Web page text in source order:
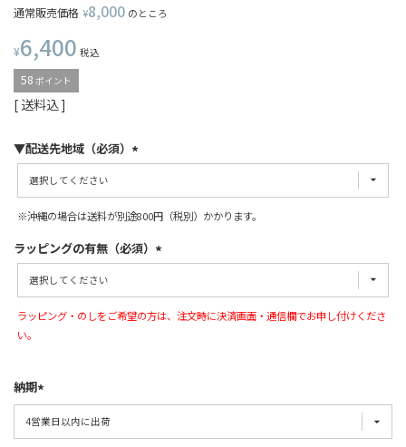
通常販売価格 ¥8,000 のところ
¥6,400 税込
58 ポイント
送料込
▼配送先地域（必須）
※沖縄の場合は送料が別途800円（税別）かかります。
ラッピングの有無（必須）
ラッピング・のしをご希望の方は、注文時に決済画面・通信欄でお申し付けくださ
い。
納期